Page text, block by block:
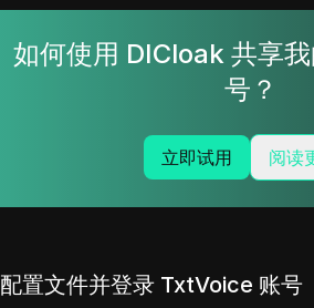
如何使用 DICloak 共享
号？
立即试用 阅读
置文件并登录 TxtVoice 账号